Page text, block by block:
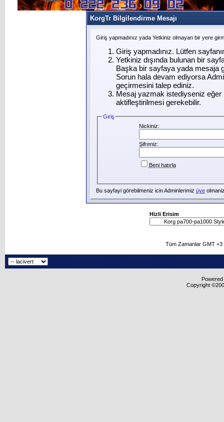
KorgTr Bilgilendirme Mesajı
Giriş yapmadınız yada Yetkiniz olmayan bir yere
Giriş yapmadınız. Lütfen
Yetkiniz dışında bulunan bir
Başka bir sayfaya yada mesaja
Sorun hala devam ediyorsa
geçirmesini talep ediniz.
Mesaj yazmak istediyseniz eğer
aktifleştirilmesi gerekebilir.
Giriş
Nickiniz:
Şifreniz:
Beni hatırla
Bu sayfayi görebilmeniz icin Adminlerimiz üye
Hizli Erisim
Tüm Zamanlar GMT
Copyright